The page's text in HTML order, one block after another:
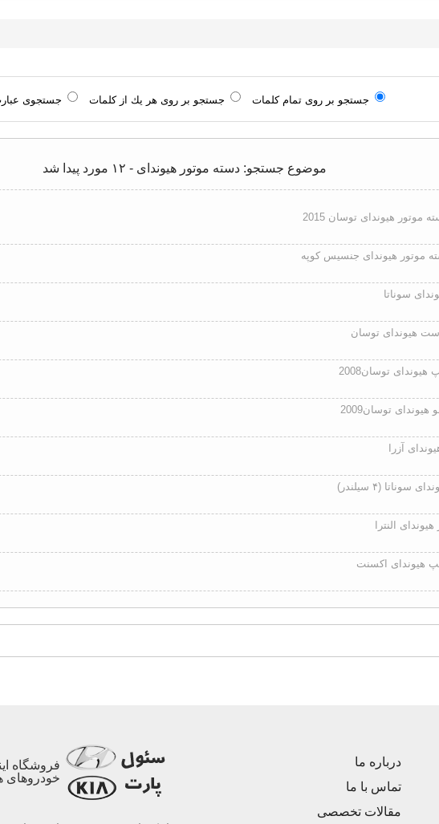
جستجو بر روی تمام كلمات جستجو بر روی هر يك از كلمات جستجوی
موضوع جستجو: دسته موتور هیوندای - ۱۲ مورد پیدا شد
موتور هیوندای توسان 2015
موتور هیوندای جنسیس کوپه
سوناتا
هیوندای توسان
توسان2008
توسان2009
آزرا
(۴ سیلندر)
النترا
هیوندای اکسنت
درباره ما
تماس با ما
مقالات تخصصی
فروشگاه
خودروهای